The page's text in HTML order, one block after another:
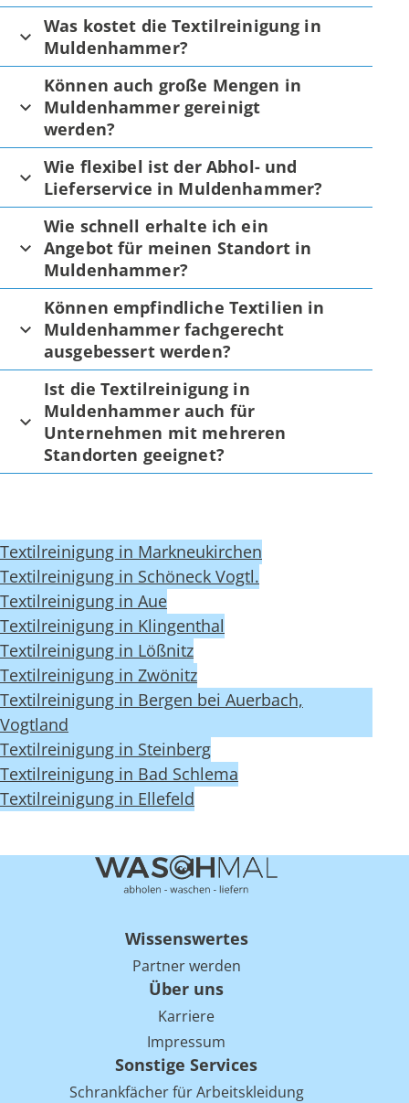
Was kostet die Textilreinigung in
Muldenhammer?
Können auch große Mengen in
Muldenhammer gereinigt
werden?
Wie flexibel ist der Abhol- und
Lieferservice in Muldenhammer?
Wie schnell erhalte ich ein
Angebot für meinen Standort in
Muldenhammer?
Können empfindliche Textilien in
Muldenhammer fachgerecht
ausgebessert werden?
Ist die Textilreinigung in
Muldenhammer auch für
Unternehmen mit mehreren
Standorten geeignet?
Textilreinigung in Markneukirchen
Textilreinigung in Schöneck Vogtl.
Textilreinigung in Aue
Textilreinigung in Klingenthal
Textilreinigung in Lößnitz
Textilreinigung in Zwönitz
Textilreinigung in Bergen bei Auerbach,
Vogtland
Textilreinigung in Steinberg
Textilreinigung in Bad Schlema
Textilreinigung in Ellefeld
Wissenswertes
Partner werden
Über uns
Karriere
Impressum
Sonstige Services
Schrankfächer für Arbeitskleidung